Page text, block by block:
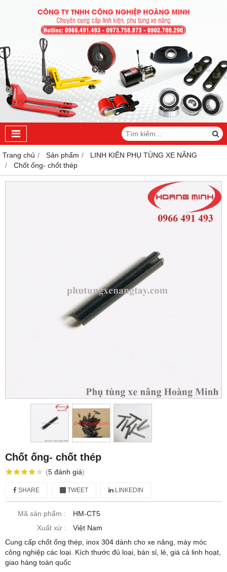
Trang chủ Sản phẩm
LINH KIÊN PHỤ TÙNG XE NÂNG
Chốt ống- chốt thép
Chốt ống- chốt thép
(5 đánh giá)
SHARE TWEET LINKEDIN
Mã sản phẩm :
HM-CT5
Xuất xứ :
Việt Nam
Cung cấp chốt ống thép, inox 304 dành cho xe nâng, máy móc
công nghiệp các loại. Kích thước đủ loại, bán sỉ, lẻ, giá cả linh hoạt,
giao hàng toàn quốc